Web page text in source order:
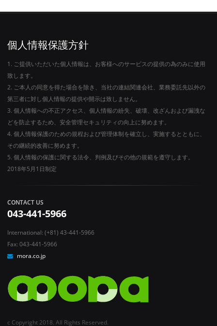
個人情報保護方針
1. ご提供いただいた個人情報は、お客様へのサービスの提供の為のみに使用
致します。
2. ご本人の同意を得た場合を除き、当社の連結関連会社、業務委託先以外の
第三者に対し個人情報の提供や開示は致しません。
3. 個人情報への不正アクセス、個人情報の紛失、破壊、改ざんおよび漏洩な
どを防止するため、安全管理セキュリティの向上に努めます。
4. 個人情報保護のための規程および管理体制を確立し、実施するとともに、
その継続的改善に努めます。
5. 個人情報の保護に関する法令、判例及びその他の規範を遵守します。
2018年5月1日制定
CONTACT US
043-441-5966
International: (+81) 43-441-5966
Fax: 043-441-5966
mora.co.jp
c Copyright 2018. All Rights Reserved.